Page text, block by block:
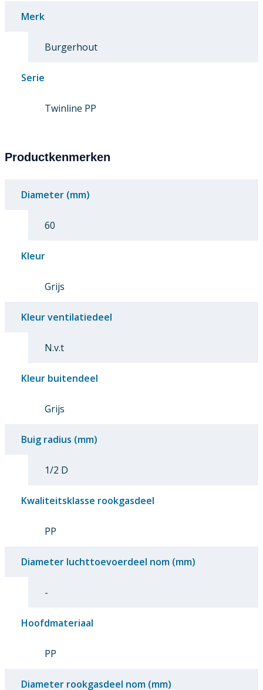
Merk
Burgerhout
Serie
Twinline PP
Productkenmerken
Diameter (mm)
60
Kleur
Grijs
Kleur ventilatiedeel
N.v.t
Kleur buitendeel
Grijs
Buig radius (mm)
1/2 D
Kwaliteitsklasse rookgasdeel
PP
Diameter luchttoevoerdeel nom (mm)
-
Hoofdmateriaal
PP
Diameter rookgasdeel nom (mm)